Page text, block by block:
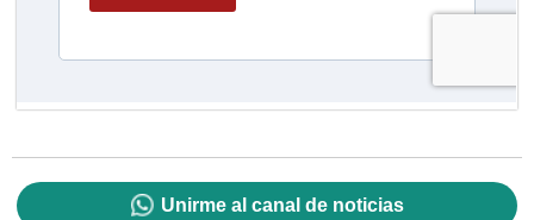
Unirme al canal de noticias